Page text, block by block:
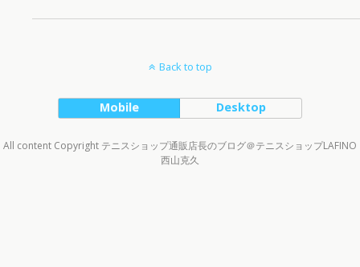
Back to top
Mobile Desktop
All content Copyright テニスショップ通販店長のブログ＠テニスショップLAFINO
西山克久